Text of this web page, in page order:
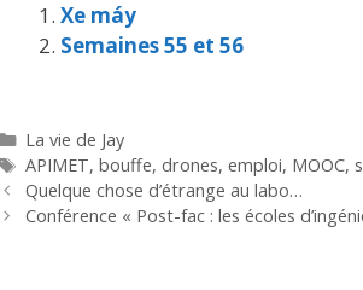
Xe máy
Semaines 55 et 56
Catégories
La vie de Jay
Étiquettes
APIMET, bouffe, drones, emploi, MOOC,
Quelque chose d’étrange au labo…
Conférence « Post-fac : les écoles